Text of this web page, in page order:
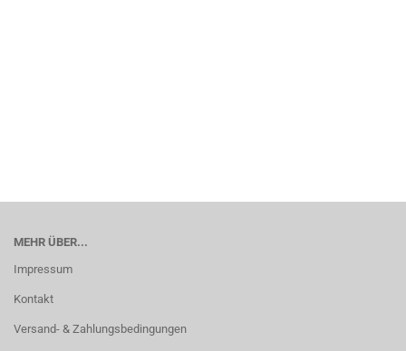
MEHR ÜBER...
Impressum
Kontakt
Versand- & Zahlungsbedingungen